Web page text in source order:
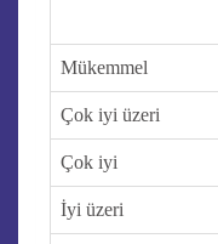
Mükemmel
Çok iyi üzeri
Çok iyi
İyi üzeri